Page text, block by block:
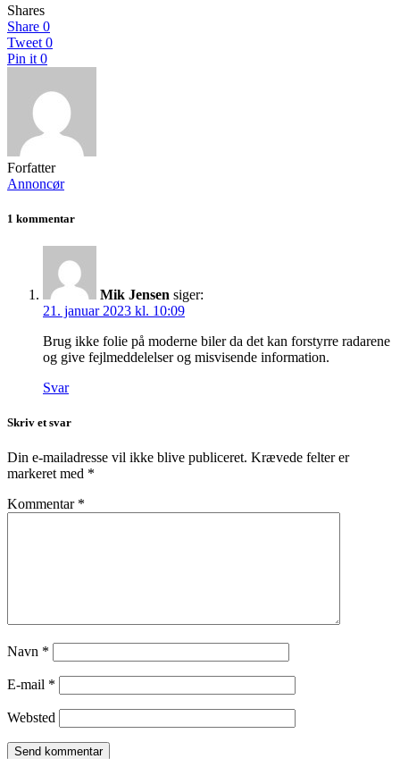
Shares
Share 0
Tweet 0
Pin it 0
Forfatter
Annoncør
1 kommentar
Mik Jensen siger:
21. januar 2023 kl. 10:09
Brug ikke folie på moderne biler da det kan forstyrre radarene
og give fejlmeddelelser og misvisende information.
Svar
Skriv et svar
Din e-mailadresse vil ikke blive publiceret. Krævede felter er
markeret med *
Kommentar *
Navn *
E-mail *
Websted